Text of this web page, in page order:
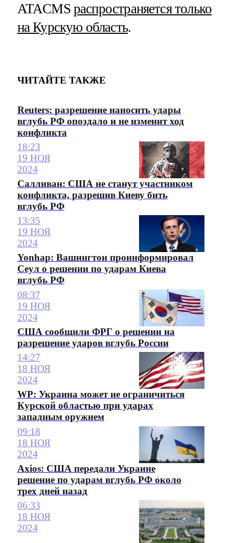
ATACMS распространяется только
на Курскую область.
ЧИТАЙТЕ ТАКЖЕ
Reuters: разрешение наносить удары
вглубь РФ опоздало и не изменит ход
конфликта
18:23
19 НОЯ
2024
Салливан: США не станут участником
конфликта, разрешив Киеву бить
вглубь РФ
13:35
19 НОЯ
2024
Yonhap: Вашингтон проинформировал
Сеул о решении по ударам Киева
вглубь РФ
08:37
19 НОЯ
2024
США сообщили ФРГ о решении на
разрешение ударов вглубь России
14:27
18 НОЯ
2024
WP: Украина может не ограничиться
Курской областью при ударах
западным оружием
09:18
18 НОЯ
2024
Axios: США передали Украине
решение по ударам вглубь РФ около
трех дней назад
06:33
18 НОЯ
2024